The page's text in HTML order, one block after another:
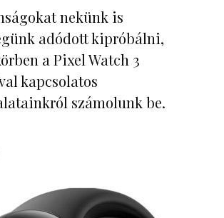
nekünk is
adódott kipróbálni,
a Pixel Watch 3
kapcsolatos
számolunk be.